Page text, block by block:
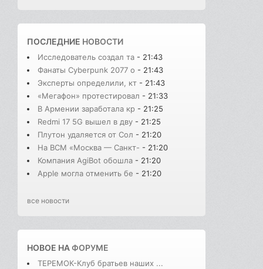
ПОСЛЕДНИЕ НОВОСТИ
Исследователь создал та - 21:43
Фанаты Cyberpunk 2077 о - 21:43
Эксперты определили, кт - 21:43
«Мегафон» протестировал - 21:33
В Армении заработала кр - 21:25
Redmi 17 5G вышел в дву - 21:25
Плутон удаляется от Сол - 21:20
На ВСМ «Москва — Санкт- - 21:20
Компания AgiBot обошла - 21:20
Apple могла отменить бе - 21:20
все новости
НОВОЕ НАФОРУМЕ
ТЕРЕМОК-Клуб братьев наших ...